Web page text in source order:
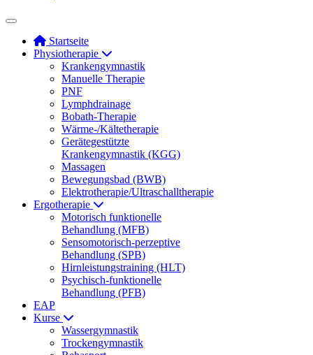
Startseite
Physiotherapie
Krankengymnastik
Manuelle Therapie
PNF
Lymphdrainage
Bobath-Therapie
Wärme-/Kältetherapie
Gerätegestützte
Krankengymnastik (KGG)
Massagen
Bewegungsbad (BWB)
Elektrotherapie/Ultraschalltherapie
Ergotherapie
Motorisch funktionelle
Behandlung (MFB)
Sensomotorisch-perzeptive
Behandlung (SPB)
Hirnleistungstraining (HLT)
Psychisch-funktionelle
Behandlung (PFB)
EAP
Kurse
Wassergymnastik
Trockengymnastik